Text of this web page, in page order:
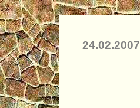
24.02.2007